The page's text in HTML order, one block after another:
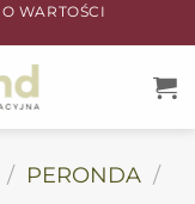
WARTOŚCI
/ PERONDA /